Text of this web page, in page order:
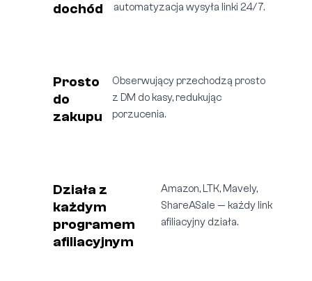
dochód
automatyzacja wysyła linki 24/7.
Prosto
do
zakupu
Obserwujący przechodzą prosto
z DM do kasy, redukując
porzucenia.
Działa z
każdym
programem
afiliacyjnym
Amazon, LTK, Mavely,
ShareASale — każdy link
afiliacyjny działa.